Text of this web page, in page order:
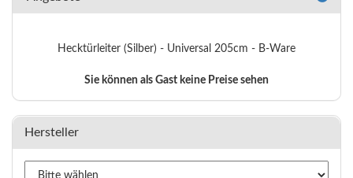
Hecktürleiter (Silber) - Universal 205cm - B-Ware
Sie können als Gast keine Preise sehen
Hersteller